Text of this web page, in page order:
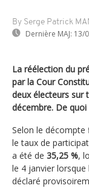
By Serge Patrick
Dernière MAJ: 13/
La réélection du
par la Cour
deux électeurs sur
décembre. De
Selon le décompte
le taux de
a été de 35,25 %,
le 4 janvier
déclaré